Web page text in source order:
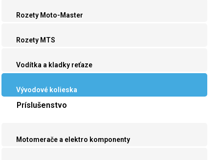
Rozety Moto-Master
Rozety MTS
Vodítka a kladky reťaze
Vývodové kolieska
Príslušenstvo
Motomerače a elektro komponenty